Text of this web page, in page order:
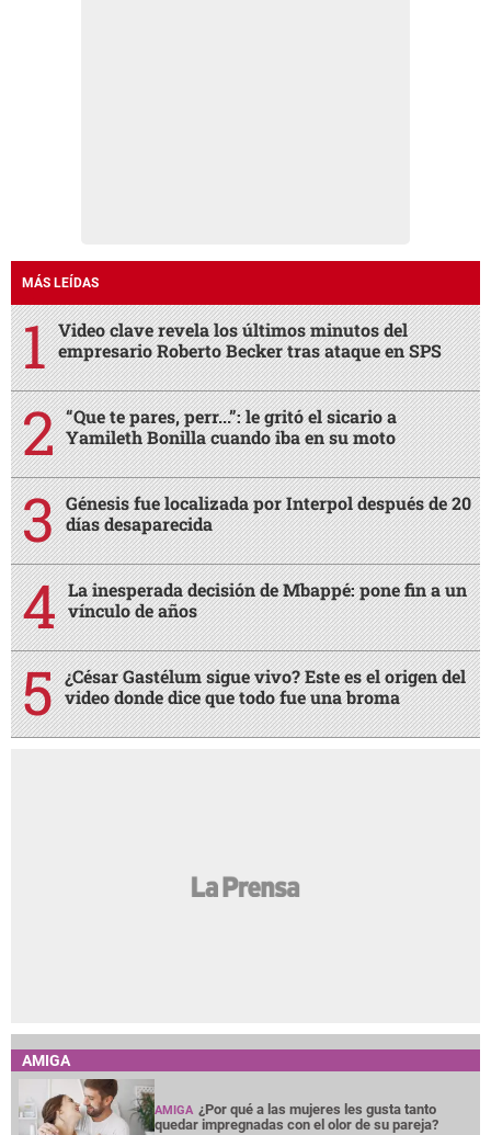
MÁS LEÍDAS
Video clave revela los últimos minutos del
empresario Roberto Becker tras ataque en SPS
“Que te pares, perr...”: le gritó el sicario a
Yamileth Bonilla cuando iba en su moto
Génesis fue localizada por Interpol después de 20
días desaparecida
La inesperada decisión de Mbappé: pone fin a un
vínculo de años
¿César Gastélum sigue vivo? Este es el origen del
video donde dice que todo fue una broma
AMIGA
AMIGA ¿Por qué a las mujeres les gusta tanto
quedar impregnadas con el olor de su pareja?